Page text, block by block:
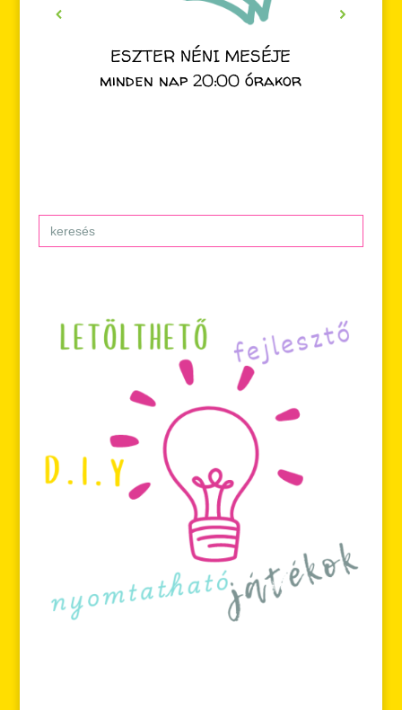
ESZTER NÉNI MESÉJE
minden nap 20:00 órakor
Search
for: